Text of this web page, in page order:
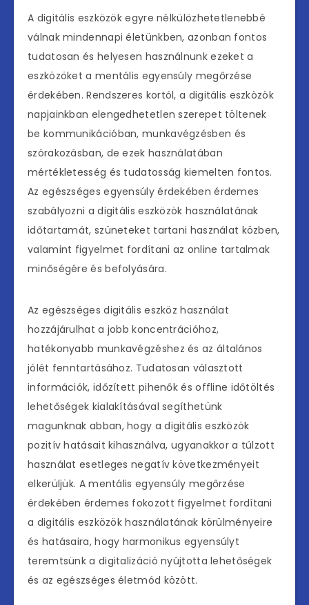
A digitális eszközök egyre nélkülözhetetlenebbé
válnak mindennapi életünkben, azonban fontos
tudatosan és helyesen használnunk ezeket a
eszközöket a mentális egyensúly megőrzése
érdekében. Rendszeres kortól, a digitális eszközök
napjainkban elengedhetetlen szerepet töltenek
be kommunikációban, munkavégzésben és
szórakozásban, de ezek használatában
mértékletesség és tudatosság kiemelten fontos.
Az egészséges egyensúly érdekében érdemes
szabályozni a digitális eszközök használatának
időtartamát, szüneteket tartani használat közben,
valamint figyelmet fordítani az online tartalmak
minőségére és befolyására.
Az egészséges digitális eszköz használat
hozzájárulhat a jobb koncentrációhoz,
hatékonyabb munkavégzéshez és az általános
jólét fenntartásához. Tudatosan választott
információk, időzített pihenők és offline időtöltés
lehetőségek kialakításával segíthetünk
magunknak abban, hogy a digitális eszközök
pozitív hatásait kihasználva, ugyanakkor a túlzott
használat esetleges negatív következményeit
elkerüljük. A mentális egyensúly megőrzése
érdekében érdemes fokozott figyelmet fordítani
a digitális eszközök használatának körülményeire
és hatásaira, hogy harmonikus egyensúlyt
teremtsünk a digitalizáció nyújtotta lehetőségek
és az egészséges életmód között.